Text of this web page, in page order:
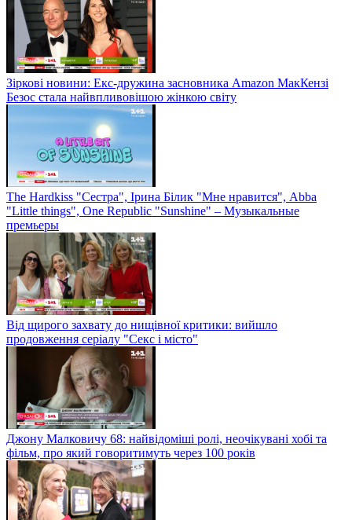
Зіркові новини: Екс-дружина засновника Amazon МакКензі
Безос стала найвпливовішою жінкою світу
The Hardkiss "Сестра", Ірина Білик "Мне нравится", Abba
"Little things", One Republic "Sunshine" – Музыкальные
премьеры
Від щирого захвату до нищівної критики: вийшло
продовження серіалу "Секс і місто"
Джону Малковичу 68: найвідоміші ролі, неочікувані хобі та
фільм, про який говоритимуть через 100 років